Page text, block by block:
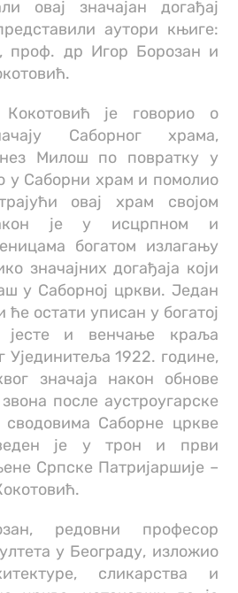
овај значајан догађај
аутори књиге:
проф. др Игор Борозан и
је говорио о
Саборног храма,
Милош по повратку у
у Саборни храм и помолио
овај храм својом
је у исцрпном и
богатом излагању
значајних догађаја који
у Саборној цркви. Један
ће остати уписан у богатој
јесте и венчање краља
Ујединитеља 1922. године,
значаја након обнове
после аустроугарске
Саборне цркве
је у трон и први
Српске Патријаршије –
редовни професор
у Београду, изложио
сликарства и